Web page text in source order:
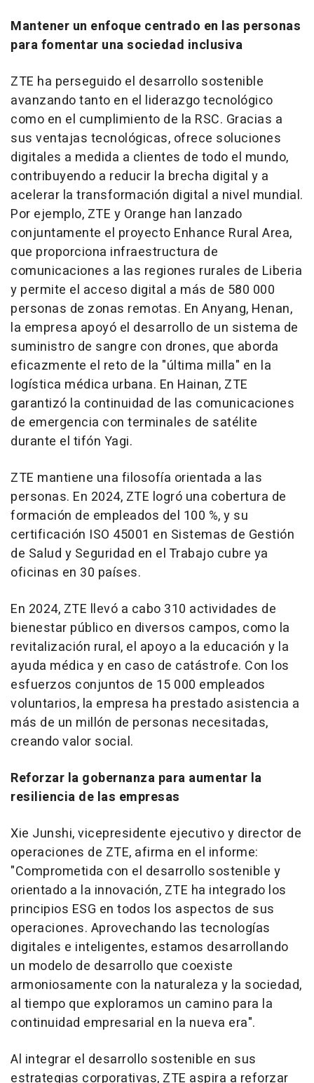
Mantener un enfoque centrado en las personas
para fomentar una sociedad inclusiva
ZTE ha perseguido el desarrollo sostenible
avanzando tanto en el liderazgo tecnológico
como en el cumplimiento de la RSC. Gracias a
sus ventajas tecnológicas, ofrece soluciones
digitales a medida a clientes de todo el mundo,
contribuyendo a reducir la brecha digital y a
acelerar la transformación digital a nivel mundial.
Por ejemplo, ZTE y Orange han lanzado
conjuntamente el proyecto Enhance Rural Area,
que proporciona infraestructura de
comunicaciones a las regiones rurales de Liberia
y permite el acceso digital a más de 580 000
personas de zonas remotas. En Anyang, Henan,
la empresa apoyó el desarrollo de un sistema de
suministro de sangre con drones, que aborda
eficazmente el reto de la "última milla" en la
logística médica urbana. En Hainan, ZTE
garantizó la continuidad de las comunicaciones
de emergencia con terminales de satélite
durante el tifón Yagi.
ZTE mantiene una filosofía orientada a las
personas. En 2024, ZTE logró una cobertura de
formación de empleados del 100 %, y su
certificación ISO 45001 en Sistemas de Gestión
de Salud y Seguridad en el Trabajo cubre ya
oficinas en 30 países.
En 2024, ZTE llevó a cabo 310 actividades de
bienestar público en diversos campos, como la
revitalización rural, el apoyo a la educación y la
ayuda médica y en caso de catástrofe. Con los
esfuerzos conjuntos de 15 000 empleados
voluntarios, la empresa ha prestado asistencia a
más de un millón de personas necesitadas,
creando valor social.
Reforzar la gobernanza para aumentar la
resiliencia de las empresas
Xie Junshi, vicepresidente ejecutivo y director de
operaciones de ZTE, afirma en el informe:
"Comprometida con el desarrollo sostenible y
orientado a la innovación, ZTE ha integrado los
principios ESG en todos los aspectos de sus
operaciones. Aprovechando las tecnologías
digitales e inteligentes, estamos desarrollando
un modelo de desarrollo que coexiste
armoniosamente con la naturaleza y la sociedad,
al tiempo que exploramos un camino para la
continuidad empresarial en la nueva era".
Al integrar el desarrollo sostenible en sus
estrategias corporativas, ZTE aspira a reforzar